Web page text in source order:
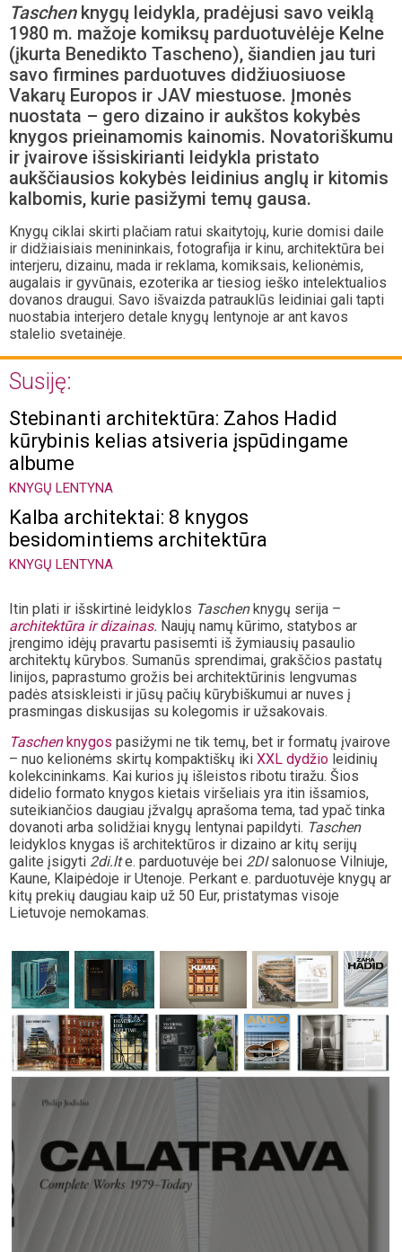
Taschen knygų leidykla, pradėjusi savo veiklą
1980 m. mažoje komiksų parduotuvėlėje Kelne
(įkurta Benedikto Tascheno), šiandien jau turi
savo firmines parduotuves didžiuosiuose
Vakarų Europos ir JAV miestuose. Įmonės
nuostata – gero dizaino ir aukštos kokybės
knygos prieinamomis kainomis. Novatoriškumu
ir įvairove išsiskirianti leidykla pristato
aukščiausios kokybės leidinius anglų ir kitomis
kalbomis, kurie pasižymi temų gausa.
Knygų ciklai skirti plačiam ratui skaitytojų, kurie domisi daile
ir didžiaisiais menininkais, fotografija ir kinu, architektūra bei
interjeru, dizainu, mada ir reklama, komiksais, kelionėmis,
augalais ir gyvūnais, ezoterika ar tiesiog ieško intelektualios
dovanos draugui. Savo išvaizda patrauklūs leidiniai gali tapti
nuostabia interjero detale knygų lentynoje ar ant kavos
stalelio svetainėje.
Susiję:
Stebinanti architektūra: Zahos Hadid
kūrybinis kelias atsiveria įspūdingame
albume
KNYGŲ LENTYNA
Kalba architektai: 8 knygos
besidomintiems architektūra
KNYGŲ LENTYNA
Itin plati ir išskirtinė leidyklos Taschenknygų serija –
architektūra ir dizainas. Naujų namų kūrimo, statybos ar
įrengimo idėjų pravartu pasisemti iš žymiausių pasaulio
architektų kūrybos. Sumanūs sprendimai, grakščios pastatų
linijos, paprastumo grožis bei architektūrinis lengvumas
padės atsiskleisti ir jūsų pačių kūrybiškumui ar nuves į
prasmingas diskusijas su kolegomis ir užsakovais.
Taschenknygos pasižymi ne tik temų, bet ir formatų įvairove
– nuo kelionėms skirtų kompaktiškų iki XXL dydžio leidinių
kolekcininkams. Kai kurios jų išleistos ribotu tiražu. Šios
didelio formato knygos kietais viršeliais yra itin išsamios,
suteikiančios daugiau įžvalgų aprašoma tema, tad ypač tinka
dovanoti arba solidžiai knygų lentynai papildyti. Taschen
leidyklos knygas iš architektūros ir dizaino ar kitų serijų
galite įsigyti 2di.lte. parduotuvėje bei 2DIsalonuose Vilniuje,
Kaune, Klaipėdoje ir Utenoje. Perkant e. parduotuvėje knygų ar
kitų prekių daugiau kaip už 50 Eur, pristatymas visoje
Lietuvoje nemokamas.